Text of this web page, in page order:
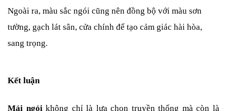
Ngoài ra, màu sắc ngói cũng nên đồng bộ với màu sơn
tường, gạch lát sân, cửa chính để tạo cảm giác hài hòa,
sang trọng.
Kết luận
Mái ngói không chỉ là lựa chọn truyền thống mà còn là